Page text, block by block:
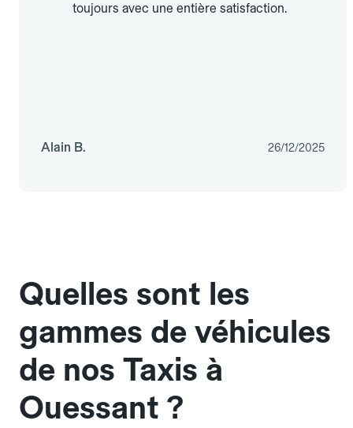
toujours avec une entière satisfaction.
Alain B. 26/12/2025
Quelles sont les
gammes de véhicules
de nos Taxis à
Ouessant ?